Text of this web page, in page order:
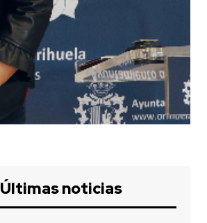
Últimas noticias